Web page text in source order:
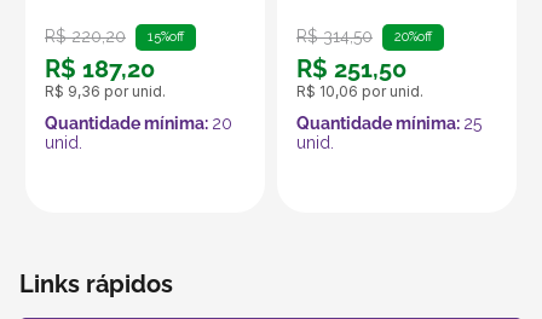
R$ 220,20 15%off
R$ 187,20
R$ 9,36 por unid.
Quantidade mínima: 20
unid.
R$ 314,50 20%off
R$ 251,50
R$ 10,06 por unid.
Quantidade mínima: 25
unid.
Links rápidos